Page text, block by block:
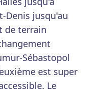
Denis jusqu'au
de terrain
Sébastopol
est super
Le